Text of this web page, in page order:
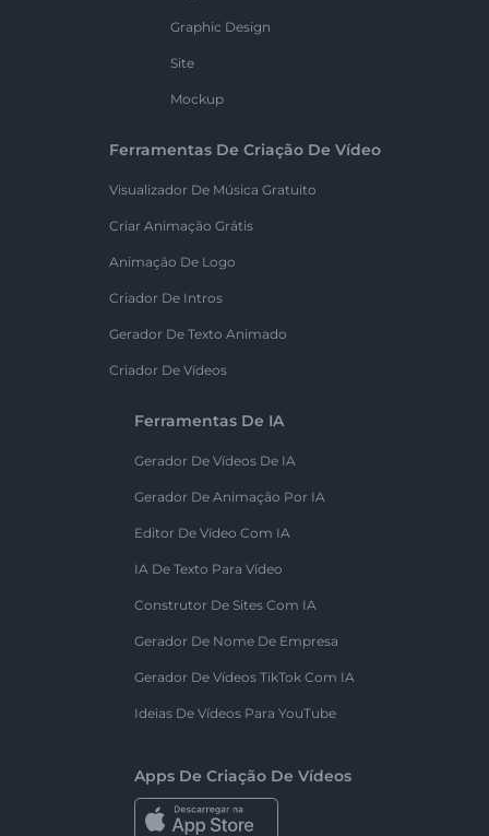
Graphic Design
Site
Mockup
Ferramentas De Criação De Vídeo
Visualizador De Música Gratuito
Criar Animação Grátis
Animação De Logo
Criador De Intros
Gerador De Texto Animado
Criador De Vídeos
Ferramentas De IA
Gerador De Vídeos De IA
Gerador De Animação Por IA
Editor De Vídeo Com IA
IA De Texto Para Vídeo
Construtor De Sites Com IA
Gerador De Nome De Empresa
Gerador De Vídeos TikTok Com IA
Ideias De Vídeos Para YouTube
Apps De Criação De Vídeos